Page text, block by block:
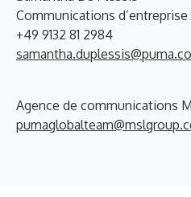
Communications d’entreprise
+49 9132 81 2984
Agence de communications